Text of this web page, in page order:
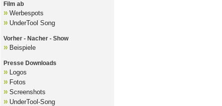
Film ab
» Werbespots
» UnderTool Song
Vorher - Nacher - Show
» Beispiele
Presse Downloads
» Logos
» Fotos
» Screenshots
» UnderTool-Song